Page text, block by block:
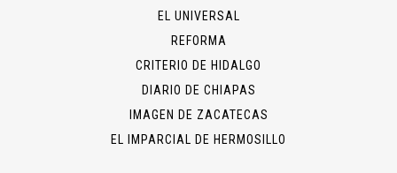
EL UNIVERSAL
REFORMA
CRITERIO DE HIDALGO
DIARIO DE CHIAPAS
IMAGEN DE ZACATECAS
EL IMPARCIAL DE HERMOSILLO